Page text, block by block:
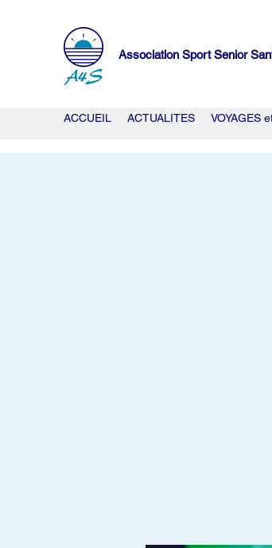
Association Sport Senior
ACCUEIL ACTUALITES VOYAGES